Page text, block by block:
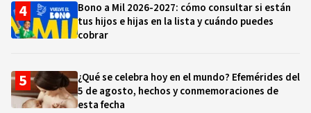
Bono a Mil 2026-2027: cómo consultar si están
tus hijos e hijas en la lista y cuándo puedes
cobrar
¿Qué se celebra hoy en el mundo? Efemérides del
5 de agosto, hechos y conmemoraciones de
esta fecha